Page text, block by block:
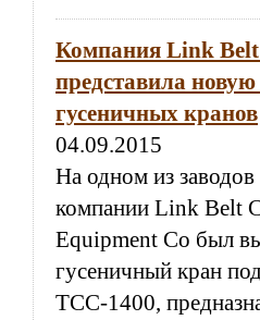
Компания Link Belt
представила
гусеничных кранов
04.09.2015
На одном из
компании Link Belt
Equipment Co был
гусеничный кран
ТСС-1400,